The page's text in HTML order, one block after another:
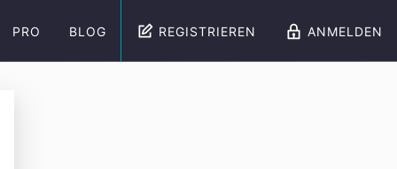
PRO BLOG REGISTRIEREN ANMELDEN